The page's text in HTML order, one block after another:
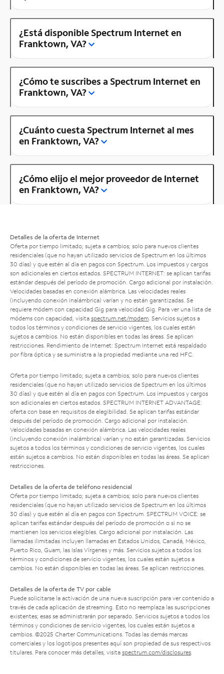
¿Está disponible Spectrum Internet en
Franktown, VA?
¿Cómo te suscribes a Spectrum Internet en
Franktown, VA?
¿Cuánto cuesta Spectrum Internet al mes
en Franktown, VA?
¿Cómo elijo el mejor proveedor de Internet
en Franktown, VA?
Detalles de la oferta de Internet
Oferta por tiempo limitado; sujeta a cambios; solo para nuevos clientes
residenciales (que no hayan utilizado servicios de Spectrum en los últimos
30 días) y que estén al día en pagos con Spectrum. Los impuestos y cargos
son adicionales en ciertos estados. SPECTRUM INTERNET: se aplican tarifas
estándar después del período de promoción. Cargo adicional por instalación.
Velocidades basadas en conexión alámbrica. Las velocidades reales
(incluyendo conexión inalámbrica) varían y no están garantizadas. Se
requiere módem con capacidad Gig para velocidad Gig. Para ver una lista de
módems con capacidad, visita spectrum.net/modem . Servicios sujetos a
todos los términos y condiciones de servicio vigentes, los cuales están
sujetos a cambios. No están disponibles en todas las áreas. Se aplican
restricciones. Rendimiento de Internet: Spectrum Internet está respaldado
por fibra óptica y se suministra a la propiedad mediante una red HFC.
Oferta por tiempo limitado; sujeta a cambios; solo para nuevos clientes
residenciales (que no hayan utilizado servicios de Spectrum en los últimos
30 días) y que estén al día en pagos con Spectrum. Los impuestos y cargos
son adicionales en ciertos estados. SPECTRUM INTERNET ADVANTAGE:
oferta con base en requisitos de elegibilidad. Se aplican tarifas estándar
después del período de promoción. Cargo adicional por instalación.
Velocidades basadas en conexión alámbrica. Las velocidades reales
(incluyendo conexión inalámbrica) varían y no están garantizadas. Servicios
sujetos a todos los términos y condiciones de servicio vigentes, los cuales
están sujetos a cambios. No están disponibles en todas las áreas. Se aplican
restricciones.
Detalles de la oferta de teléfono residencial
Oferta por tiempo limitado; sujeta a cambios; solo para nuevos clientes
residenciales (que no hayan utilizado servicios de Spectrum en los últimos
30 días) y que estén al día en pagos con Spectrum. SPECTRUM VOICE: se
aplican tarifas estándar después del período de promoción o si no se
mantienen los servicios elegibles. Cargo adicional por instalación. Las
llamadas ilimitadas incluyen llamadas en Estados Unidos, Canadá, México,
Puerto Rico, Guam, las Islas Vírgenes y más. Servicios sujetos a todos los
términos y condiciones de servicio vigentes, los cuales están sujetos a
cambios. No están disponibles en todas las áreas. Se aplican restricciones.
Detalles de la oferta de TV por cable
Puede solicitarse la activación de una nueva suscripción para ver contenido a
través de cada aplicación de streaming. Esto no reemplaza las suscripciones
existentes; esas se administrarán por separado. Servicios sujetos a todos los
términos y condiciones de servicio vigentes, los cuales están sujetos a
cambios. ©2025 Charter Communications. Todas las demás marcas
comerciales y los logotipos presentes aquí son propiedad de sus respectivos
titulares. Para conocer más detalles, visita spectrum.com/disclosures